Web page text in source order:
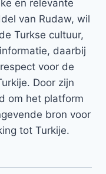
en relevante
van Rudaw, wil
Turkse cultuur,
daarbij
voor de
Door zijn
om het platform
bron voor
tot Turkije.